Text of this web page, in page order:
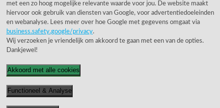
met een zo hoog mogelijke relevante waarde voor jou. De website maakt
hiervoor ook gebruik van diensten van Google, voor advertentiedoeleinden
en webanalyse. Lees meer over hoe Google met gegevens omgaat via
business.safety.google/privacy.
Wij verzoeken je vriendelijk om akkoord te gaan met een van de opties.
Dankjewel!
Akkoord met alle cookies
Functioneel & Analyse